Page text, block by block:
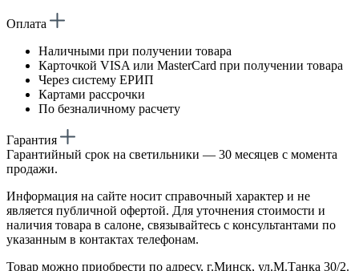
Оплата
Наличными при получении товара
Карточкой VISA или MasterCard при получении товара
Через систему ЕРИП
Картами рассрочки
По безналичному расчету
Гарантия
Гарантийный срок на светильники — 30 месяцев с момента
продажи.
Информация на сайте носит справочный характер и не
является публичной офертой. Для уточнения стоимости и
наличия товара в салоне, связывайтесь с консультантами по
указанным в контактах телефонам.
Товар можно приобрести по адресу, г.Минск, ул.М.Танка 30/2.